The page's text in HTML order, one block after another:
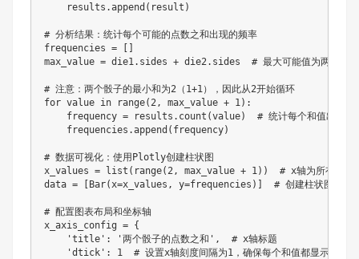
    results.append(result)
# 分析结果：统计每个可能的点数之和出现的频率
frequencies = []
max_value = die1.sides + die2.sides  # 最大可能值为两个骰子
# 注意：两个骰子的最小和为2（1+1），因此从2开始循环
for value in range(2, max_value + 1):
frequency = results.count(value)  # 统计每个和值出现的
    frequencies.append(frequency)
# 数据可视化：使用Plotly创建柱状图
x_values = list(range(2, max_value + 1))  # x轴为所有可能的
data = [Bar(x=x_values, y=frequencies)]  # 创建柱状图数据
# 配置图表布局和坐标轴
x_axis_config = {
    'title': '两个骰子的点数之和',  # x轴标题
    'dtick': 1  # 设置x轴刻度间隔为1，确保每个和值都显示